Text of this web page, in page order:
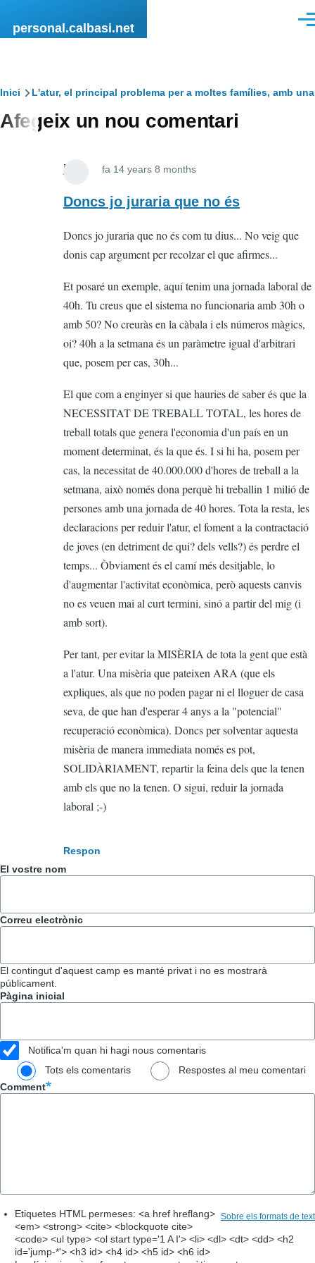
personal.calbasi.net
Fil
d'Ariadna
Inici L'atur, el principal problema per a moltes famílies, amb
Afegeix un nou comentari
joan fa 14 years 8 months
resposta
Don
dia...
al
meu
de
Apostol
Doncs jo juraria que no és
Doncs jo juraria que no és com tu dius... No veig que
donis cap argument per recolzar el que afirmes...
Et posaré un exemple, aquí tenim una jornada laboral de
40h. Tu creus que el sistema no funcionaria amb 30h o
amb 50? No creuràs en la càbala i els números màgics,
oi? 40h a la setmana és un paràmetre igual d'arbitrari
que, posem per cas, 30h...
El que com a enginyer si que hauries de saber és que la
NECESSITAT DE TREBALL TOTAL, les hores de
treball totals que genera l'economia d'un país en un
moment determinat, és la que és. I si hi ha, posem per
cas, la necessitat de 40.000.000 d'hores de treball a la
setmana, això només dona perquè hi treballin 1 milió de
persones amb una jornada de 40 hores. Tota la resta, les
declaracions per reduir l'atur, el foment a la contractació
de joves (en detriment de qui? dels vells?) és perdre el
temps... Òbviament és el camí més desitjable, lo
d'augmentar l'activitat econòmica, però aquests canvis
no es veuen mai al curt termini, sinó a partir del mig (i
amb sort).
Per tant, per evitar la MISÈRIA de tota la gent que està
a l'atur. Una misèria que pateixen ARA (que els
expliques, als que no poden pagar ni el lloguer de casa
seva, de que han d'esperar 4 anys a la "potencial"
recuperació econòmica). Doncs per solventar aquesta
misèria de manera immediata només es pot,
SOLIDÀRIAMENT, repartir la feina dels que la tenen
amb els que no la tenen. O sigui, reduir la jornada
laboral ;-)
Respon
El vostre nom
Correu electrònic
El contingut d'aquest camp es manté privat i no es mostrarà
públicament.
Pàgina inicial
Notifica'm quan hi hagi nous comentaris
Tots els comentaris
Respostes al meu comentari
Comment
Sobre els formats de text
Etiquetes HTML permeses: <a href hreflang>
<em> <strong> <cite> <blockquote cite>
<code> <ul type> <ol start type='1 A I'> <li> <dl> <dt> <dd> <h2
id='jump-*'> <h3 id> <h4 id> <h5 id> <h6 id>